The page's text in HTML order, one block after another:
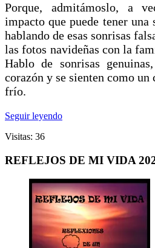
Porque, admitámoslo, a
impacto que puede tener una
hablando de esas sonrisas
las fotos navideñas con la
Hablo de sonrisas
corazón y se sienten como un
frío.
Seguir leyendo
Visitas: 36
REFLEJOS DE MI VIDA